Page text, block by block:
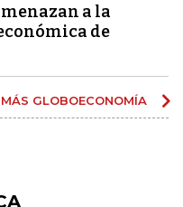
a la
de
MÁS GLOBOECONOMÍA